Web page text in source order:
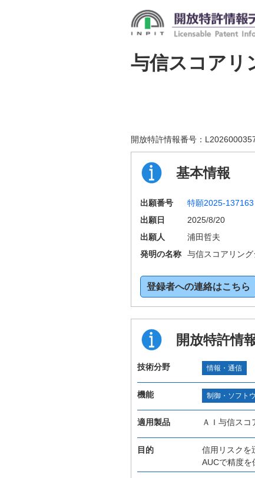
与信スコアリ
開放特許情報番号：
基本情報
出願番号 特願2025-137163
出願日
2025/8/20
出願人
浦田哲夫
発明の名称
与信スコアリン
登録者への連絡はこちら
開放特許情
技術分野 情報・通信
機能 制御・ソフト
適用製品 ＡＩ与信スコ
目的
信用リスクを
AUCで精度を